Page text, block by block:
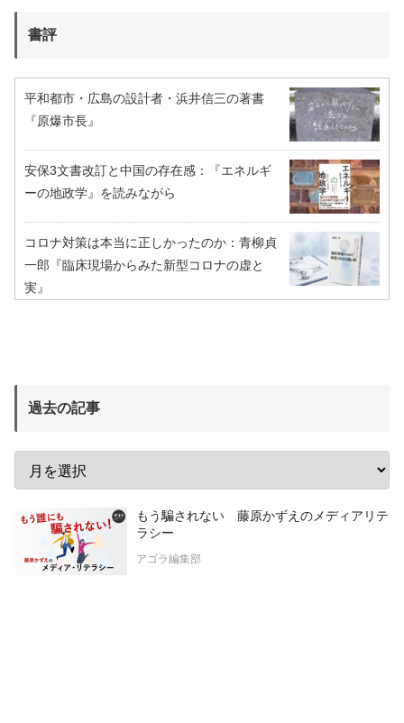
書評
平和都市・広島の設計者・浜井信三の著書
『原爆市長』
安保3文書改訂と中国の存在感：『エネルギ
ーの地政学』を読みながら
コロナ対策は本当に正しかったのか：青柳貞
一郎『臨床現場からみた新型コロナの虚と
実』
過去の記事
もう騙されない 藤原かずえのメディアリテ
ラシー
アゴラ編集部